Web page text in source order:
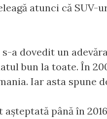
atunci că
a dovedit un
bun la toate. În
Iar asta spune
până în